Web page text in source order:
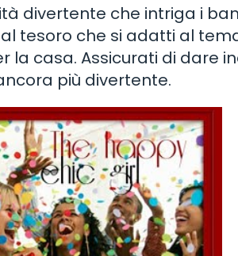
divertente che intriga i
tesoro che si adatti al
la casa. Assicurati di dare
più divertente.